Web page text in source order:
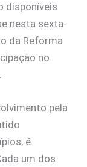
disponíveis
nesta sexta-
da Reforma
no
pela
é
um dos